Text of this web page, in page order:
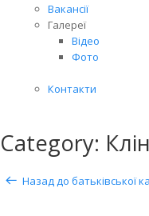
Вакансії
Галереї
Відео
Фото
Контакти
Category:
Назад до батьківської